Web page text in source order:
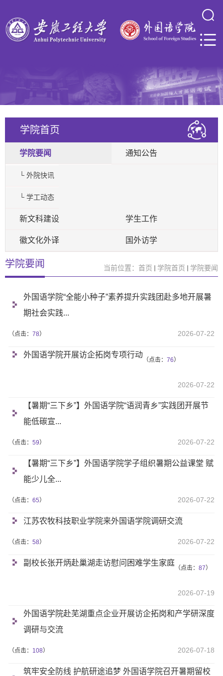
学院首页
学院要闻
└ 外院快讯
└ 学工动态
通知公告
新文科建设 学生工作
徽文化外译 国外访学
当前位置： 首页 学院首页 学院要闻
学院要闻
外国语学院“全能小种子”素养提升实践团赴多地开展暑
期社会实践...
（点击： 78） 2026-07-22
外国语学院开展访企拓岗专项行动
（点击： 76）
2026-07-22
【暑期“三下乡”】外国语学院“语润青乡”实践团开展节
能低碳宣...
（点击： 59） 2026-07-22
【暑期“三下乡”】外国语学院学子组织暑期公益课堂 赋
能少儿全...
（点击： 65） 2026-07-22
江苏农牧科技职业学院来外国语学院调研交流
（点击： 58） 2026-07-22
副校长张开炳赴巢湖走访慰问困难学生家庭
（点击： 87）
2026-07-19
外国语学院赴芜湖重点企业开展访企拓岗和产学研深度
调研与交流
（点击： 108） 2026-07-18
筑牢安全防线 护航研途追梦 外国语学院召开暑期留校